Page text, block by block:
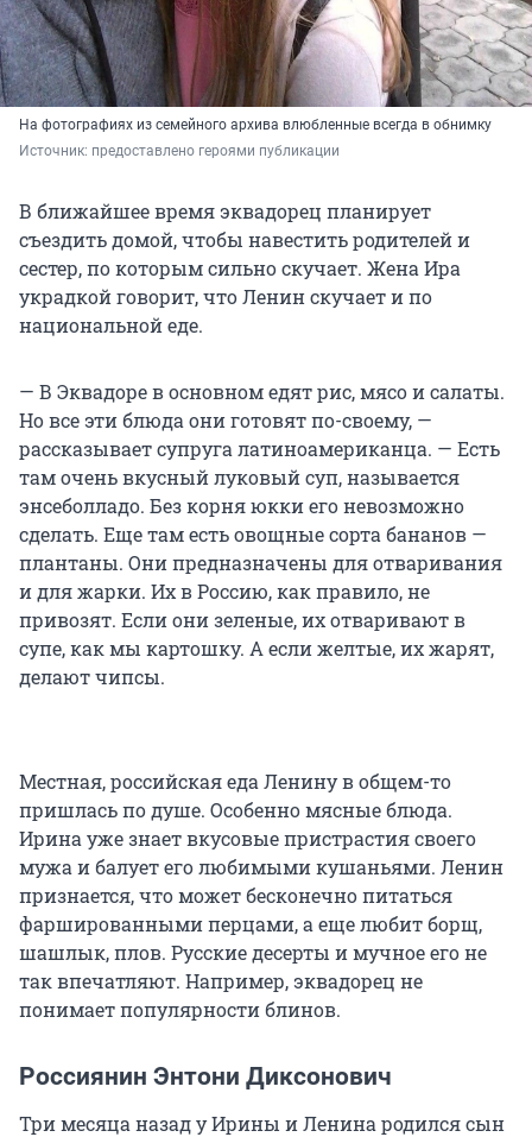
На фотографиях из семейного архива влюбленные всегда в обнимку
Источник: предоставлено героями публикации
В ближайшее время эквадорец планирует
съездить домой, чтобы навестить родителей и
сестер, по которым сильно скучает. Жена Ира
украдкой говорит, что Ленин скучает и по
национальной еде.
— В Эквадоре в основном едят рис, мясо и салаты.
Но все эти блюда они готовят по-своему, —
рассказывает супруга латиноамериканца. — Есть
там очень вкусный луковый суп, называется
энсеболладо. Без корня юкки его невозможно
сделать. Еще там есть овощные сорта бананов —
плантаны. Они предназначены для отваривания
и для жарки. Их в Россию, как правило, не
привозят. Если они зеленые, их отваривают в
супе, как мы картошку. А если желтые, их жарят,
делают чипсы.
Местная, российская еда Ленину в общем-то
пришлась по душе. Особенно мясные блюда.
Ирина уже знает вкусовые пристрастия своего
мужа и балует его любимыми кушаньями. Ленин
признается, что может бесконечно питаться
фаршированными перцами, а еще любит борщ,
шашлык, плов. Русские десерты и мучное его не
так впечатляют. Например, эквадорец не
понимает популярности блинов.
Россиянин Энтони Диксонович
Три месяца назад у Ирины и Ленина родился сын